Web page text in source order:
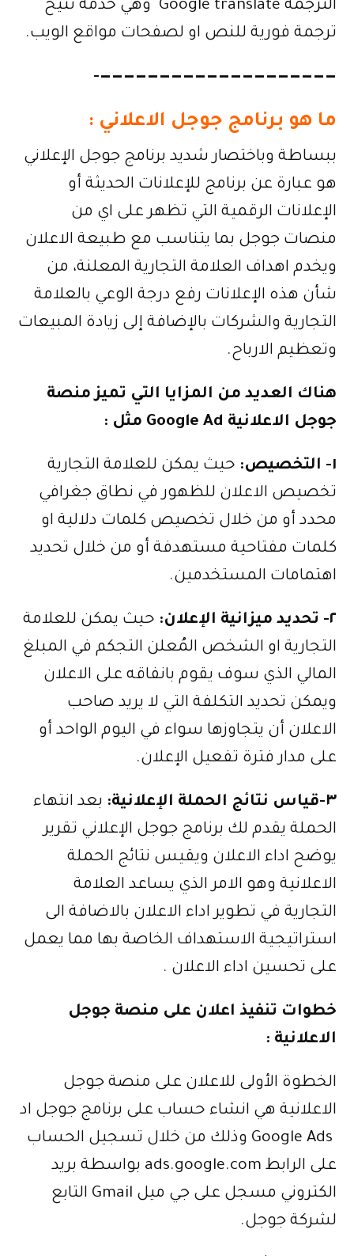
الترجمة Google translate وهي خدمة تتيح
ترجمة فورية للنص او لصفحات مواقع الويب.
————————————————————-
ما هو برنامج جوجل الاعلاني :
ببساطة وباختصار شديد برنامج جوجل الإعلاني
هو عبارة عن برنامج للإعلانات الحديثة أو
الإعلانات الرقمية التي تظهر على اي من
منصات جوجل بما يتناسب مع طبيعة الاعلان
ويخدم اهداف العلامة التجارية المعلنة، من
شأن هذه الإعلانات رفع درجة الوعي بالعلامة
التجارية والشركات بالإضافة إلى زيادة المبيعات
وتعظيم الارباح.
هناك العديد من المزايا التي تميز منصة
جوجل الاعلانية
مثل :
١- التخصيص: حيث يمكن للعلامة التجارية
تخصيص الاعلان للظهور في نطاق جغرافي
محدد أو من خلال تخصيص كلمات دلالية او
كلمات مفتاحية مستهدفة أو من خلال تحديد
اهتمامات المستخدمين.
٢- تحديد ميزانية الإعلان: حيث يمكن للعلامة
التجارية او الشخص المُعلن التجكم في المبلغ
المالي الذي سوف يقوم بانفاقه على الاعلان
ويمكن تحديد التكلفة التي لا يريد صاحب
الاعلان أن يتجاوزها سواء في اليوم الواحد أو
على مدار فترة تفعيل الإعلان.
٣- قياس نتائج الحملة الإعلانية: بعد انتهاء
الحملة يقدم لك برنامج جوجل الإعلاني تقرير
يوضح اداء الاعلان ويقيس نتائج الحملة
الاعلانية وهو الامر الذي يساعد العلامة
التجارية في تطوير اداء الاعلان بالاضافة الى
استراتيجية الاستهداف الخاصة بها مما يعمل
على تحسين اداء الاعلان .
خطوات تنفيذ اعلان على منصة جوجل
الاعلانية :
الخطوة الأولى للاعلان على منصة جوجل
الاعلانية هي انشاء حساب على برنامج جوجل اد
Google Ads وذلك من خلال تسجيل الحساب
على الرابط ads.google.com بواسطة بريد
الكتروني مسجل على جي ميل Gmail التابع
لشركة جوجل.